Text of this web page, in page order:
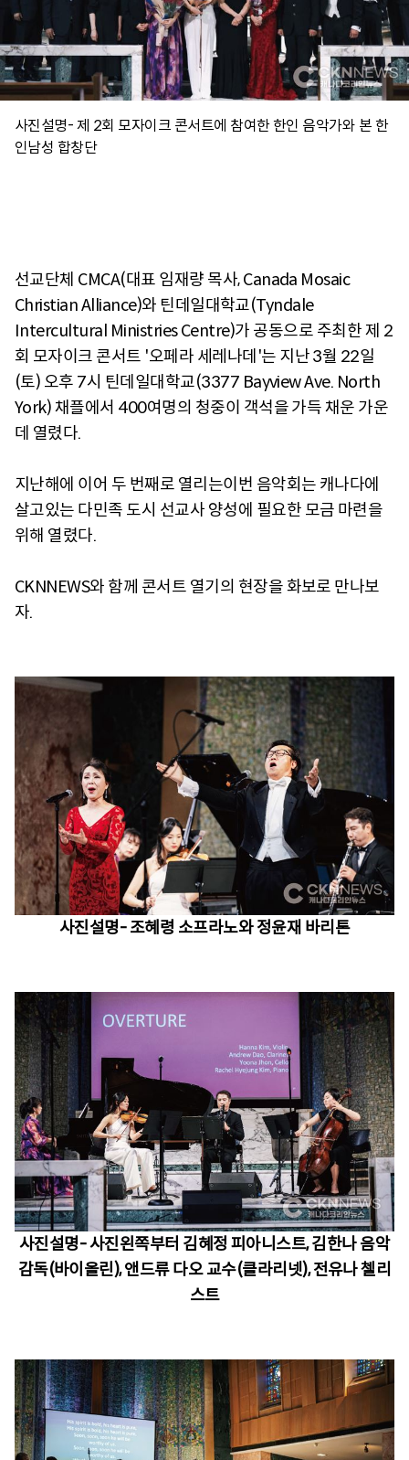
사진설명- 제 2회 모자이크 콘서트에 참여한 한인 음악가와 본 한
인남성 합창단
선교단체 CMCA(대표 임재량 목사, Canada Mosaic
Christian Alliance)와 틴데일대학교(Tyndale
Intercultural Ministries Centre)가 공동으로 주최한 제 2
회 모자이크 콘서트 '오페라 세레나데'는 지난 3월 22일
(토) 오후 7시 틴데일대학교(3377 Bayview Ave. North
York) 채플에서 400여명의 청중이 객석을 가득 채운 가운
데 열렸다.
지난해에 이어 두 번째로 열리는이번 음악회는 캐나다에
살고있는 다민족 도시 선교사 양성에 필요한 모금 마련을
위해 열렸다.
CKNNEWS와 함께 콘서트 열기의 현장을 화보로 만나보
자.
사진설명- 조혜령 소프라노와 정윤재 바리톤
사진설명- 사진왼쪽부터 김혜정 피아니스트, 김한나 음악
감독(바이올린), 앤드류 다오 교수(클라리넷), 전유나 첼리
스트